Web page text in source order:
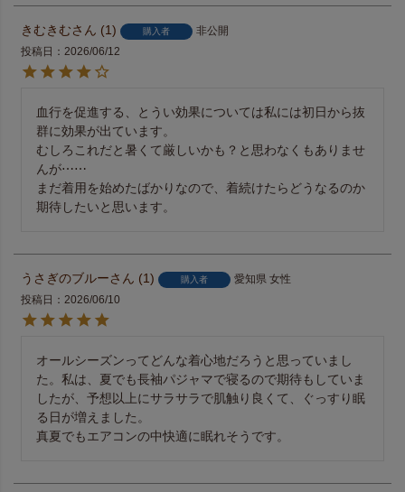
きむきむ 1 購入者
非公開
投稿日
2026/06/12
血行を促進する、とうい効果については私には初日から抜
群に効果が出ています。
むしろこれだと暑くて厳しいかも？と思わなくもありませ
んが⋯⋯
まだ着用を始めたばかりなので、着続けたらどうなるのか
期待したいと思います。
うさぎのブルー 1 購入者 愛知県 女性
投稿日
2026/06/10
オールシーズンってどんな着心地だろうと思っていまし
た。私は、夏でも長袖パジャマで寝るので期待もしていま
したが、予想以上にサラサラで肌触り良くて、ぐっすり眠
る日が増えました。
真夏でもエアコンの中快適に眠れそうです。